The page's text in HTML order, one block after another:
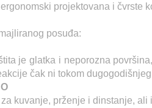
projektovana i čvrste
posuđa:
je glatka i neporozna
čak ni tokom
kuvanje, prženje i dinstanje,